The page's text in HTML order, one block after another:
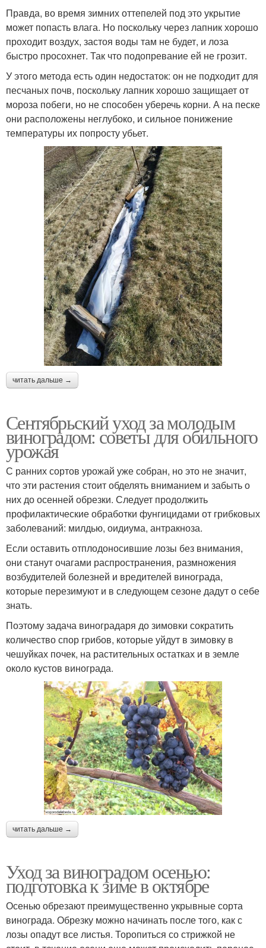
Правда, во время зимних оттепелей под это укрытие
может попасть влага. Но поскольку через лапник хорошо
проходит воздух, застоя воды там не будет, и лоза
быстро просохнет. Так что подопревание ей не грозит.
У этого метода есть один недостаток: он не подходит для
песчаных почв, поскольку лапник хорошо защищает от
мороза побеги, но не способен уберечь корни. А на песке
они расположены неглубоко, и сильное понижение
температуры их попросту убьет.
читать дальше →
Сентябрьский уход за молодым
виноградом: советы для обильного
урожая
С ранних сортов урожай уже собран, но это не значит,
что эти растения стоит обделять вниманием и забыть о
них до осенней обрезки. Следует продолжить
профилактические обработки фунгицидами от грибковых
заболеваний: милдью, оидиума, антракноза.
Если оставить отплодоносившие лозы без внимания,
они станут очагами распространения, размножения
возбудителей болезней и вредителей винограда,
которые перезимуют и в следующем сезоне дадут о себе
знать.
Поэтому задача виноградаря до зимовки сократить
количество спор грибов, которые уйдут в зимовку в
чешуйках почек, на растительных остатках и в земле
около кустов винограда.
читать дальше →
Уход за виноградом осенью:
подготовка к зиме в октябре
Осенью обрезают преимущественно укрывные сорта
винограда. Обрезку можно начинать после того, как с
лозы опадут все листья. Торопиться со стрижкой не